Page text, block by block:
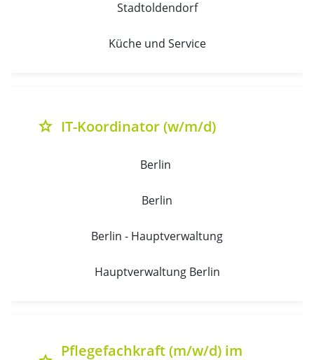
Stadtoldendorf
Küche und Service
grade IT-Koordinator (w/m/d)
Berlin
Berlin
Berlin - Hauptverwaltung
Hauptverwaltung Berlin
Pflegefachkraft (m/w/d) im